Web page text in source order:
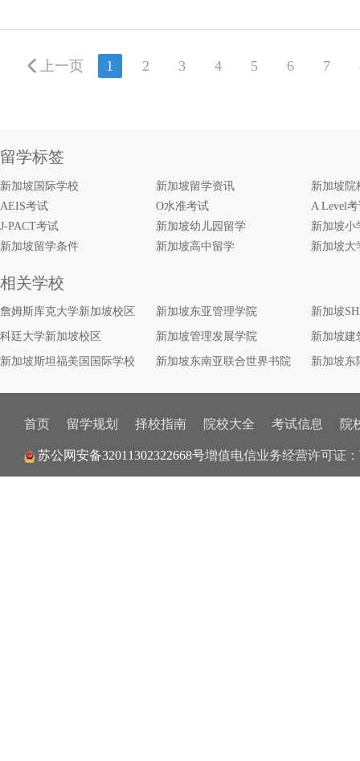
上一页 1 2 3 4 5 6 7
留学标签
新加坡国际学校 新加坡留学资讯
新加坡院
AEIS考试
O水准考试
A Level
J-PACT考试
新加坡幼儿园留学
新加坡小
新加坡留学条件
新加坡高中留学 新加坡大
相关学校
詹姆斯库克大学新加坡校区 新加坡东亚管理学院 新加坡
科廷大学新加坡校区 新加坡管理发展学院 新加坡建
新加坡斯坦福美国国际学校 新加坡东南亚联合世界书院 新加坡东
首页 留学规划 择校指南 院校大全 考试信息 院
苏公网安备32011302322668号增值电信业务经营许可证：